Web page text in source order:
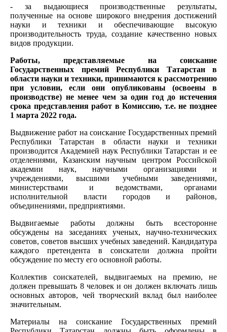
- за выдающиеся производственные результаты,
полученные на основе широкого внедрения достижений
науки и техники и обеспечивающие высокую
производительность труда, создание качественно новых
видов продукции.
Работы, представляемые на соискание
Государственных премий Республики Татарстан в
области науки и техники, принимаются к рассмотрению
при условии, если они опубликованы (освоены в
производстве) не менее чем за один год до истечения
срока представления работ в Комиссию, т.е. не позднее
1 марта 2022 года.
Выдвижение работ на соискание Государственных премий
Республики Татарстан в области науки и техники
производится Академией наук Республики Татарстан и ее
отделениями, Казанским научным центром Российской
академии наук, научными организациями и
учреждениями, высшими учебными заведениями,
министерствами и ведомствами, органами
исполнительной власти городов и районов,
объединениями, предприятиями.
Выдвигаемые работы должны быть всесторонне
обсуждены на заседаниях ученых, научно-технических
советов, советов высших учебных заведений. Кандидатура
каждого претендента в соискатели должна пройти
обсуждение по месту его основной работы.
Коллектив соискателей, выдвигаемых на премию, не
должен превышать 8 человек и он должен включать лишь
основных авторов, чей творческий вклад был наиболее
значительным.
Материалы на соискание Государственных премий